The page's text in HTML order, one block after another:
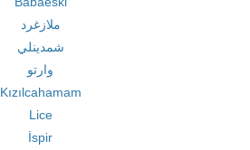
ملازغرد
شمدينلي
وارتو
Kızılcahamam
Lice
İspir